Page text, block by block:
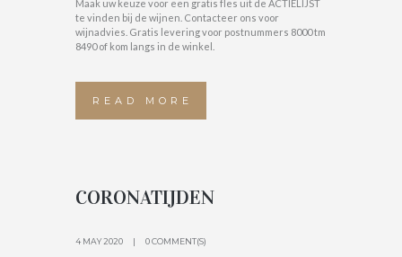
Maak uw keuze voor een gratis fles uit de ACTIELIJST
te vinden bij de wijnen. Contacteer ons voor
wijnadvies. Gratis levering voor postnummers 8000 tm
8490 of kom langs in de winkel.
READ MORE
CORONATIJDEN
4 MAY 2020 0 COMMENT(S)